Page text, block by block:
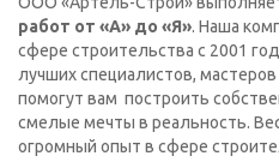
ООО «Артель-Строй»
работ от «А» до «Я». Наша
сфере строительства с 2001
лучших специалистов,
помогут вам построить
смелые мечты в реальность.
огромный опыт в сфере